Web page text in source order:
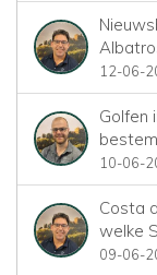
12-06-
Golfen
10-06-
Costa
welke
09-06-